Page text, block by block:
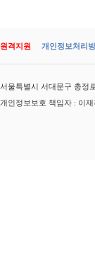
원격지원 개인정보처리
서울특별시 서대문구 충정
개인정보보호 책임자 : 이재